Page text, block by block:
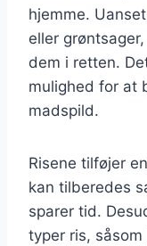
hjemme.
eller
dem i retten.
mulighed for at
madspild.
Risene tilføjer
kan tilberedes
sparer tid.
typer ris,